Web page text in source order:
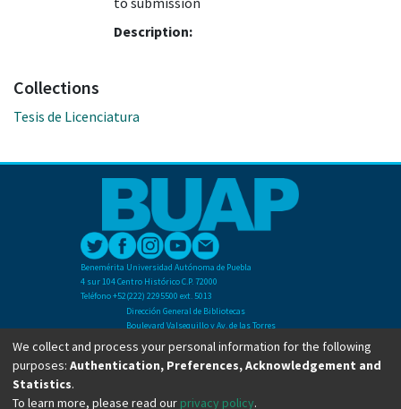
Description:
Collections
Tesis de Licenciatura
Benemérita Universidad Autónoma de Puebla
4 sur 104 Centro Histórico C.P. 72000
Teléfono +52(222) 2295500 ext. 5013
Dirección General de Bibliotecas
Boulevard Valsequillo y Av. de las Torres
Ciudad Universitaria. Col. San Manuel
C.P. 72570
Teléfono +52 (222) 2295500 Ext 2901
We collect and process your personal information for the following
purposes: Authentication, Preferences, Acknowledgement and
Statistics.
To learn more, please read our privacy policy.